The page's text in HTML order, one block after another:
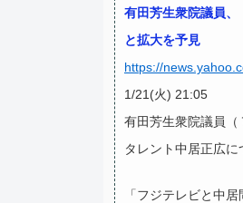
有田芳生衆院議員
と拡大を予見
https://
1/21(火) 21:05
有田芳生衆院議員（
タレント中居正広
「フジテレビと中